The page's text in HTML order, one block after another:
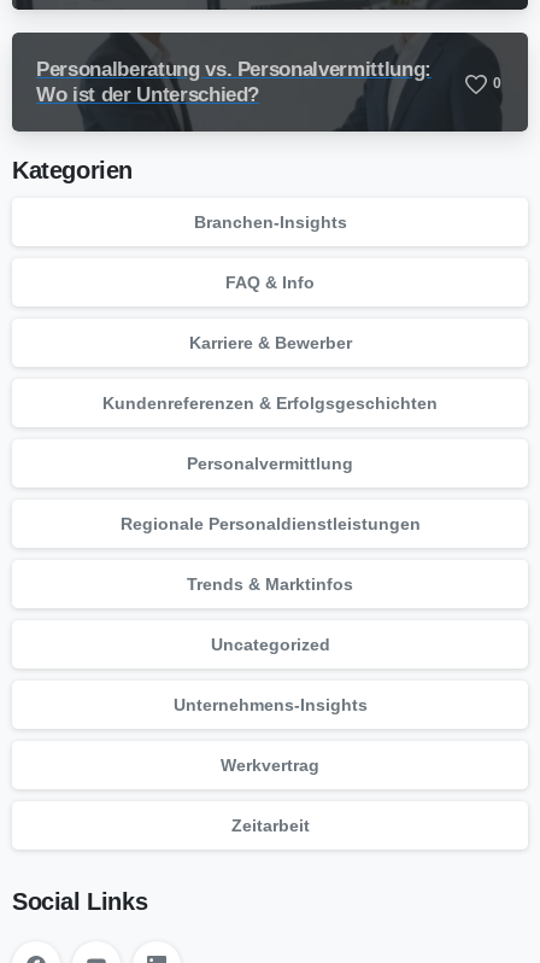
Personalberatung vs. Personalvermittlung:
Wo ist der Unterschied?
0
Kategorien
Branchen-Insights
FAQ & Info
Karriere & Bewerber
Kundenreferenzen & Erfolgsgeschichten
Personalvermittlung
Regionale Personaldienstleistungen
Trends & Marktinfos
Uncategorized
Unternehmens-Insights
Werkvertrag
Zeitarbeit
Social Links